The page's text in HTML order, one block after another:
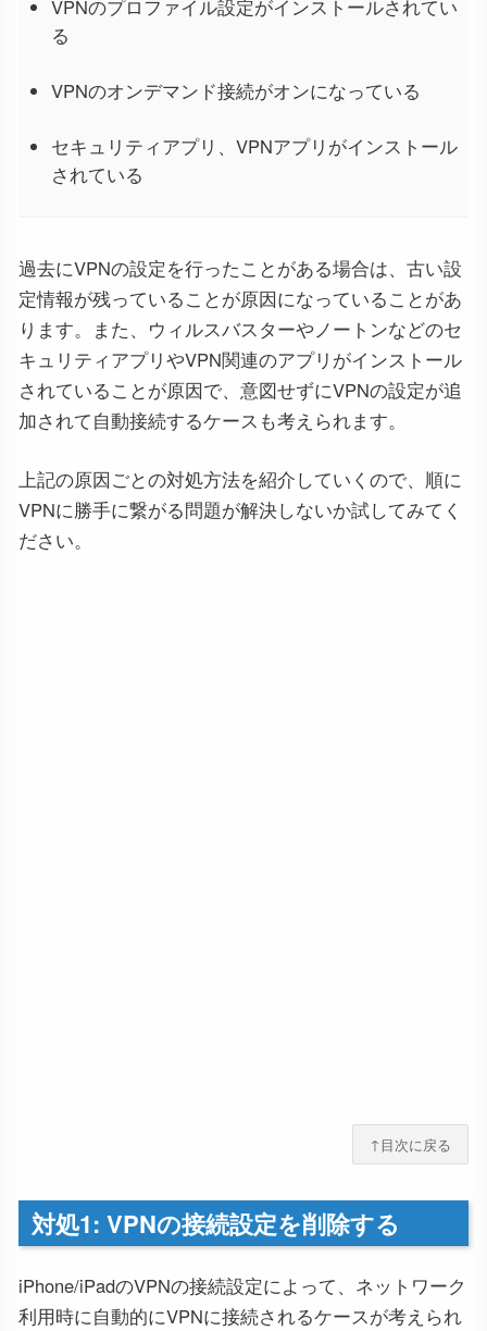
VPNのプロファイル設定がインストールされてい
る
VPNのオンデマンド接続がオンになっている
セキュリティアプリ、VPNアプリがインストール
されている
過去にVPNの設定を行ったことがある場合は、古い設
定情報が残っていることが原因になっていることがあ
ります。また、ウィルスバスターやノートンなどのセ
キュリティアプリやVPN関連のアプリがインストール
されていることが原因で、意図せずにVPNの設定が追
加されて自動接続するケースも考えられます。
上記の原因ごとの対処方法を紹介していくので、順に
VPNに勝手に繋がる問題が解決しないか試してみてく
ださい。
↑目次に戻る
対処1: VPNの接続設定を削除する
iPhone/iPadのVPNの接続設定によって、ネットワーク
利用時に自動的にVPNに接続されるケースが考えられ